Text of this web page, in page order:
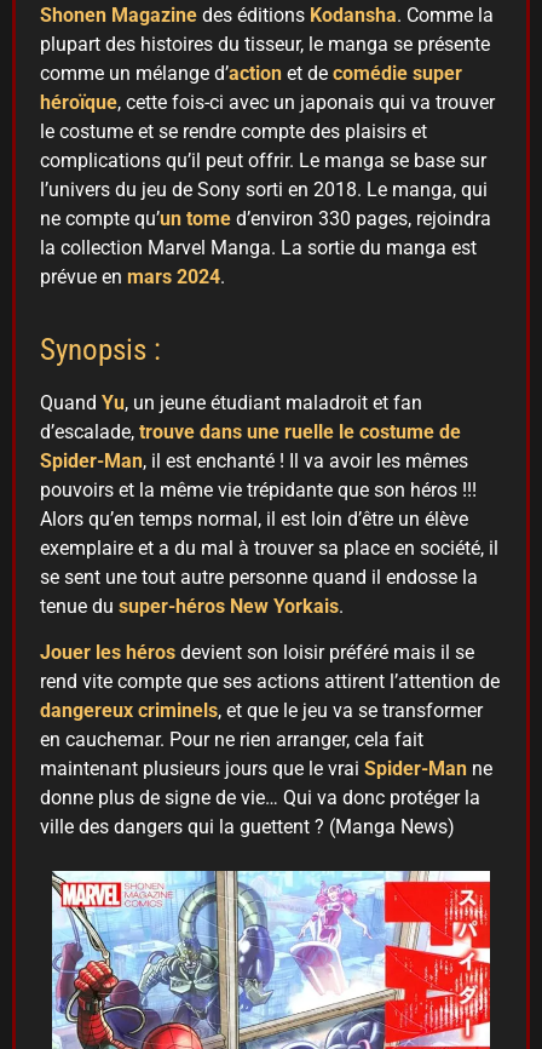
Shonen Magazine des éditions Kodansha. Comme la
plupart des histoires du tisseur, le manga se présente
comme un mélange d’action et de comédie super
héroïque, cette fois-ci avec un japonais qui va trouver
le costume et se rendre compte des plaisirs et
complications qu’il peut offrir. Le manga se base sur
l’univers du jeu de Sony sorti en 2018. Le manga, qui
ne compte qu’un tome d’environ 330 pages, rejoindra
la collection Marvel Manga. La sortie du manga est
prévue en mars 2024.
Synopsis :
Quand Yu, un jeune étudiant maladroit et fan
d’escalade, trouve dans une ruelle le costume de
Spider-Man, il est enchanté ! Il va avoir les mêmes
pouvoirs et la même vie trépidante que son héros !!!
Alors qu’en temps normal, il est loin d’être un élève
exemplaire et a du mal à trouver sa place en société, il
se sent une tout autre personne quand il endosse la
tenue du super-héros New Yorkais.
Jouer les héros devient son loisir préféré mais il se
rend vite compte que ses actions attirent l’attention de
dangereux criminels, et que le jeu va se transformer
en cauchemar. Pour ne rien arranger, cela fait
maintenant plusieurs jours que le vrai Spider-Man ne
donne plus de signe de vie… Qui va donc protéger la
ville des dangers qui la guettent ? (Manga News)